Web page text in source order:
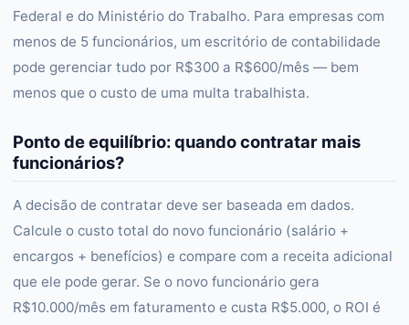
Federal e do Ministério do Trabalho. Para empresas com
menos de 5 funcionários, um escritório de contabilidade
pode gerenciar tudo por R$300 a R$600/mês — bem
menos que o custo de uma multa trabalhista.
Ponto de equilíbrio: quando contratar mais
funcionários?
A decisão de contratar deve ser baseada em dados.
Calcule o custo total do novo funcionário (salário +
encargos + benefícios) e compare com a receita adicional
que ele pode gerar. Se o novo funcionário gera
R$10.000/mês em faturamento e custa R$5.000, o ROI é